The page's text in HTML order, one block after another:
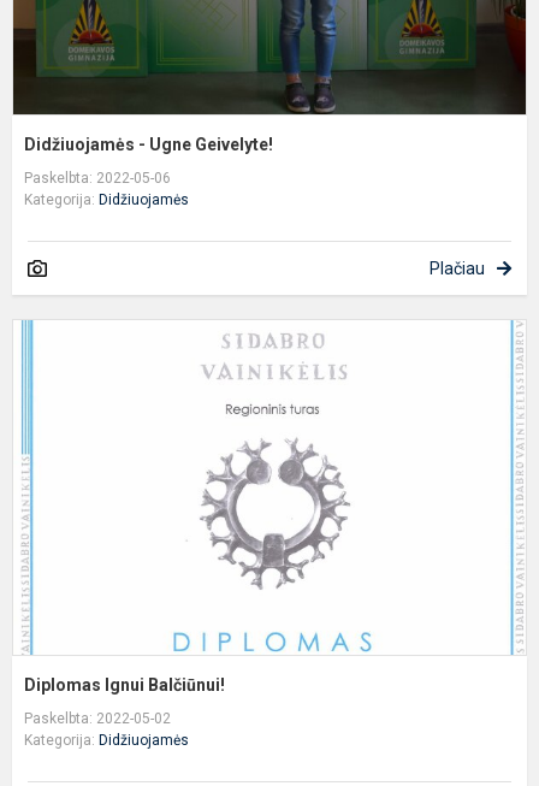
Didžiuojamės - Ugne Geivelyte!
Paskelbta: 2022-05-06
Kategorija: Didžiuojamės
Plačiau
Diplomas Ignui Balčiūnui!
Paskelbta: 2022-05-02
Kategorija: Didžiuojamės